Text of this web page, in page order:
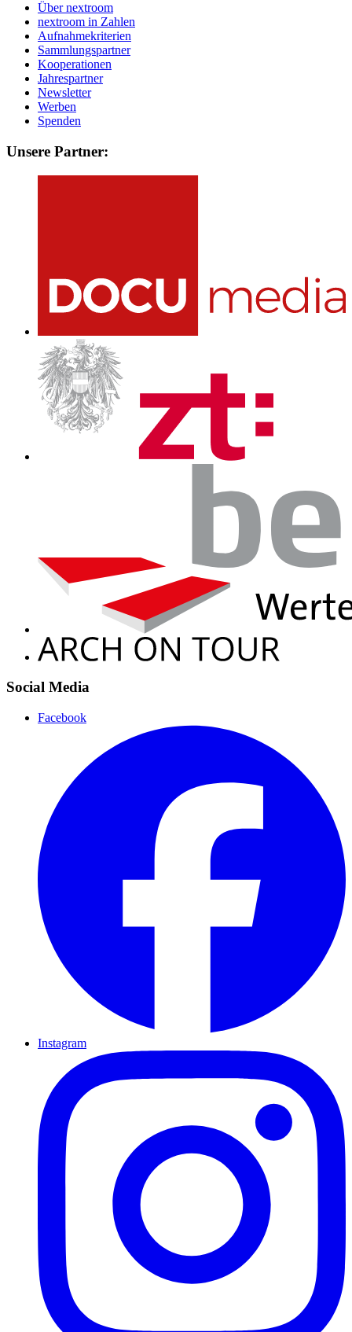
Über nextroom
nextroom in Zahlen
Aufnahmekriterien
Sammlungspartner
Kooperationen
Jahrespartner
Newsletter
Werben
Spenden
Unsere Partner:
Social Media
Facebook
Instagram